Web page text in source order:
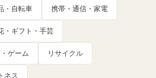
・自転車 携帯・通信・家電
・ギフト・手芸
ゲーム リサイクル
ネス